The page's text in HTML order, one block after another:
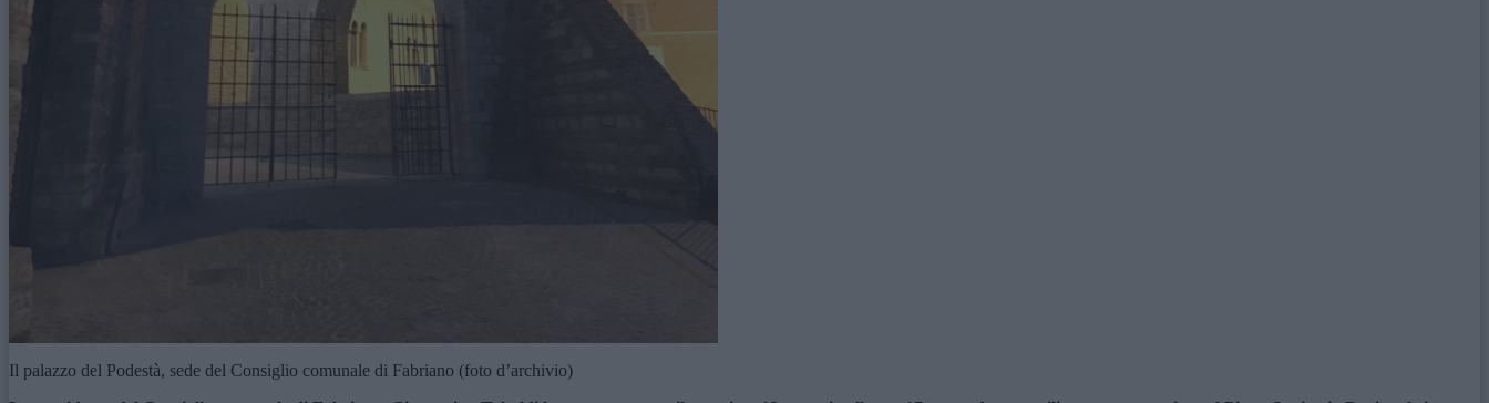
Il palazzo del Podestà, sede del Consiglio comunale di Fabriano (foto d’archivio)